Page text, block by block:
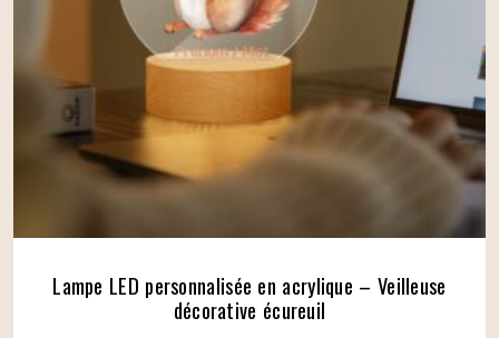
Lampe LED personnalisée en acrylique – Veilleuse
décorative écureuil